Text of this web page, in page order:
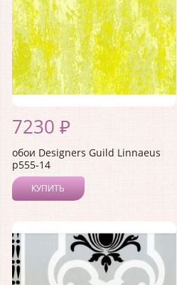
7230 ₽
обои Designers Guild Linnaeus
p555-14
КУПИТЬ